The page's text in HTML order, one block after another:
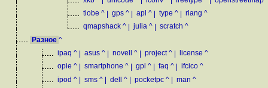
tiobe ^ | gps ^ | apl ^ | type ^ | rlang ^
qmapshack ^ | julia ^ | scratch ^
Разное ^
ipaq ^ | asus ^ | novell ^ | project ^ | license ^
opie ^ | smartphone ^ | gpl ^ | faq ^ | ifcico ^
ipod ^ | sms ^ | dell ^ | pocketpc ^ | man ^